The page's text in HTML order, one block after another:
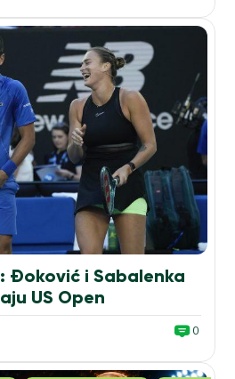
Đoković i Sabalenka
US Open
0